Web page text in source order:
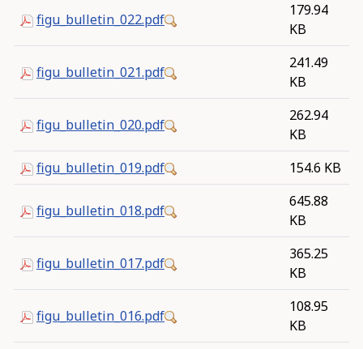
figu_bulletin_022.pdf
179.94
KB
figu_bulletin_021.pdf
241.49
KB
figu_bulletin_020.pdf
262.94
KB
figu_bulletin_019.pdf
154.6 KB
figu_bulletin_018.pdf
645.88
KB
figu_bulletin_017.pdf
365.25
KB
figu_bulletin_016.pdf
108.95
KB